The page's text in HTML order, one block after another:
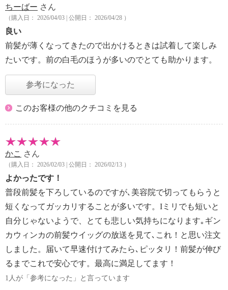
ちーばー さん
（購入日： 2026/04/03 | 公開日： 2026/04/28 ）
良い
前髪が薄くなってきたので出かけるときは試着して楽しみ
たいです。前の白毛のほうが多いのでとても助かります。
参考になった
このお客様の他のクチコミを見る
かこ さん
（購入日： 2026/02/03 | 公開日： 2026/02/13 ）
よかったです！
普段前髪を下ろしているのですが､美容院で切ってもらうと
短くなってガッカリすることが多いです。Iミリでも短いと
自分じゃないようで、とても悲しい気持ちになります｡ギン
カウィンカの前髪ウイッグの放送を見て､これ！と思い注文
しました。届いて早速付けてみたら､ピッタリ！前髪が伸び
るまでこれで安心です。最高に満足してます！
1人が「参考になった」と言っています